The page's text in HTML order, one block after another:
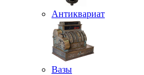
Антиквариат
Вазы